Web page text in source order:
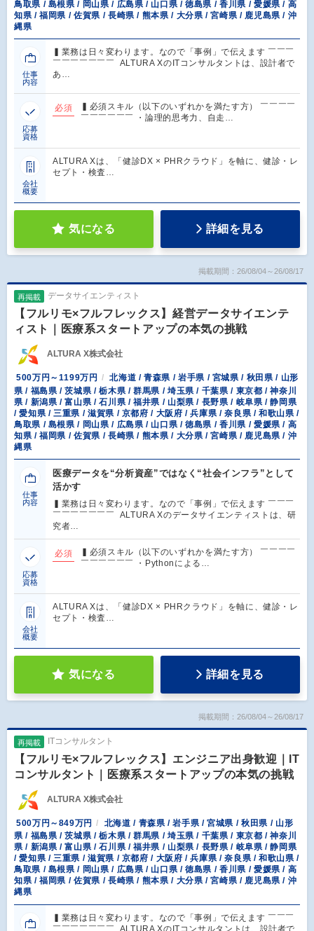
鳥取県 / 島根県 / 岡山県 / 広島県 / 山口県 / 徳島県 / 香川県 / 愛媛県 / 高
知県 / 福岡県 / 佐賀県 / 長崎県 / 熊本県 / 大分県 / 宮崎県 / 鹿児島県 / 沖
縄県
仕事
内容
▍業務は日々変わります。なので「事例」で伝えます ￣￣￣
￣￣￣￣￣￣￣ ALTURA XのITコンサルタントは、設計者で
あ…
応募
資格
必須
▍必須スキル（以下のいずれかを満たす方） ￣￣￣￣
￣￣￣￣￣￣ ・論理的思考力、自走…
会社
概要
ALTURA Xは、「健診DX × PHRクラウド」を軸に、健診・レ
セプト・検査…
気になる 詳細を見る
掲載期間：26/08/04～26/08/17
再掲載 データサイエンティスト
【フルリモ×フルフレックス】経営データサイエンテ
ィスト｜医療系スタートアップの本気の挑戦
ALTURA X株式会社
500万円～1199万円
北海道 / 青森県 / 岩手県 / 宮城県 / 秋田県 / 山形
県 / 福島県 / 茨城県 / 栃木県 / 群馬県 / 埼玉県 / 千葉県 / 東京都 / 神奈川
県 / 新潟県 / 富山県 / 石川県 / 福井県 / 山梨県 / 長野県 / 岐阜県 / 静岡県
/ 愛知県 / 三重県 / 滋賀県 / 京都府 / 大阪府 / 兵庫県 / 奈良県 / 和歌山県 /
鳥取県 / 島根県 / 岡山県 / 広島県 / 山口県 / 徳島県 / 香川県 / 愛媛県 / 高
知県 / 福岡県 / 佐賀県 / 長崎県 / 熊本県 / 大分県 / 宮崎県 / 鹿児島県 / 沖
縄県
仕事
内容
医療データを“分析資産”ではなく“社会インフラ”として
活かす
▍業務は日々変わります。なので「事例」で伝えます ￣￣￣
￣￣￣￣￣￣￣ ALTURA Xのデータサイエンティストは、研
究者…
応募
資格
必須
▍必須スキル（以下のいずれかを満たす方） ￣￣￣￣
￣￣￣￣￣￣ ・Pythonによる…
会社
概要
ALTURA Xは、「健診DX × PHRクラウド」を軸に、健診・レ
セプト・検査…
気になる 詳細を見る
掲載期間：26/08/04～26/08/17
再掲載 ITコンサルタント
【フルリモ×フルフレックス】エンジニア出身歓迎｜IT
コンサルタント｜医療系スタートアップの本気の挑戦
ALTURA X株式会社
500万円～849万円
北海道 / 青森県 / 岩手県 / 宮城県 / 秋田県 / 山形
県 / 福島県 / 茨城県 / 栃木県 / 群馬県 / 埼玉県 / 千葉県 / 東京都 / 神奈川
県 / 新潟県 / 富山県 / 石川県 / 福井県 / 山梨県 / 長野県 / 岐阜県 / 静岡県
/ 愛知県 / 三重県 / 滋賀県 / 京都府 / 大阪府 / 兵庫県 / 奈良県 / 和歌山県 /
鳥取県 / 島根県 / 岡山県 / 広島県 / 山口県 / 徳島県 / 香川県 / 愛媛県 / 高
知県 / 福岡県 / 佐賀県 / 長崎県 / 熊本県 / 大分県 / 宮崎県 / 鹿児島県 / 沖
縄県
▍業務は日々変わります。なので「事例」で伝えます ￣￣￣
￣￣￣￣￣￣￣ ALTURA XのITコンサルタントは、設計者で